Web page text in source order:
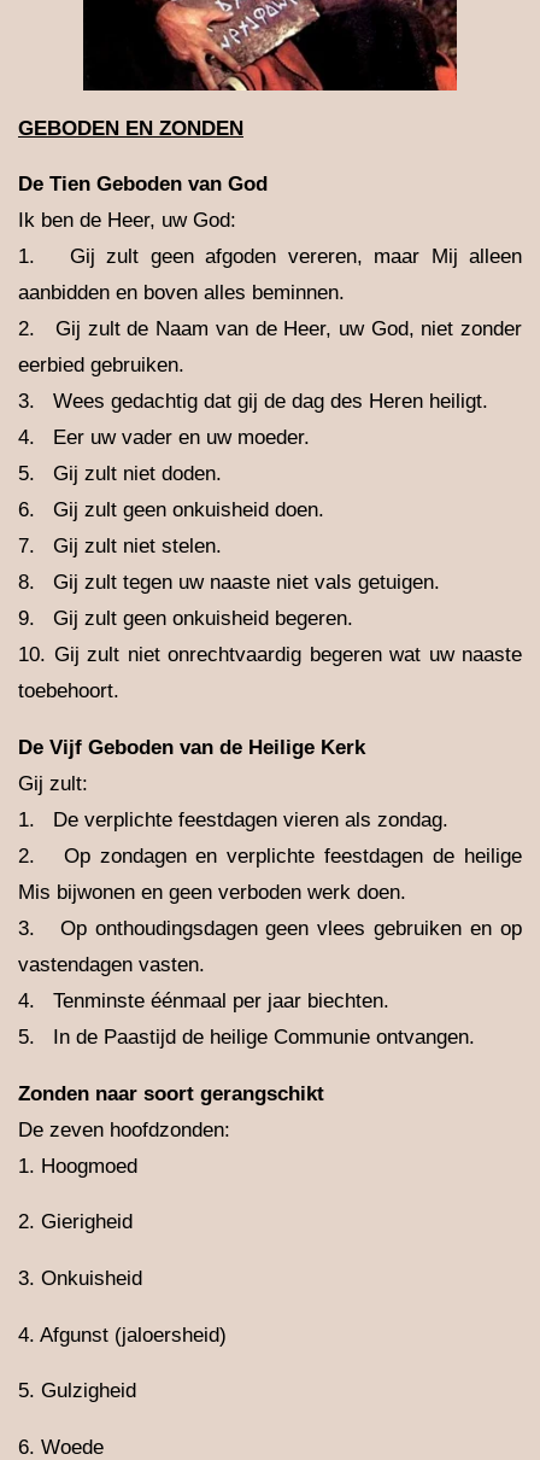
GEBODEN EN ZONDEN
De Tien Geboden van God
Ik ben de Heer, uw God:
1. Gij zult geen afgoden vereren, maar Mij alleen
aanbidden en boven alles beminnen.
2. Gij zult de Naam van de Heer, uw God, niet zonder
eerbied gebruiken.
3. Wees gedachtig dat gij de dag des Heren heiligt.
4. Eer uw vader en uw moeder.
5. Gij zult niet doden.
6. Gij zult geen onkuisheid doen.
7. Gij zult niet stelen.
8. Gij zult tegen uw naaste niet vals getuigen.
9. Gij zult geen onkuisheid begeren.
10. Gij zult niet onrechtvaardig begeren wat uw naaste
toebehoort.
De Vijf Geboden van de Heilige Kerk
Gij zult:
1. De verplichte feestdagen vieren als zondag.
2. Op zondagen en verplichte feestdagen de heilige
Mis bijwonen en geen verboden werk doen.
3. Op onthoudingsdagen geen vlees gebruiken en op
vastendagen vasten.
4. Tenminste éénmaal per jaar biechten.
5. In de Paastijd de heilige Communie ontvangen.
Zonden naar soort gerangschikt
De zeven hoofdzonden:
1. Hoogmoed
2. Gierigheid
3. Onkuisheid
4. Afgunst (jaloersheid)
5. Gulzigheid
6. Woede